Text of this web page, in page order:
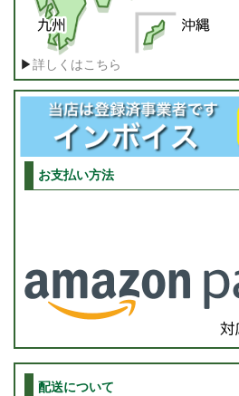
▶詳しくはこちら
お支払い方法
配送について